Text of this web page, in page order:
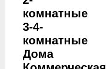
комнатные
3-4-
комнатные
Дома